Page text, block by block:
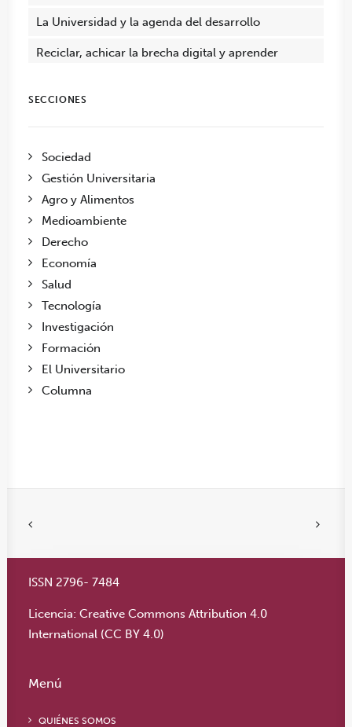
La Universidad y la agenda del desarrollo
Reciclar, achicar la brecha digital y aprender
SECCIONES
Sociedad
Gestión Universitaria
Agro y Alimentos
Medioambiente
Derecho
Economía
Salud
Tecnología
Investigación
Formación
El Universitario
Columna
ISSN 2796- 7484
Licencia: Creative Commons Attribution 4.0
International (CC BY 4.0)
Menú
QUIÉNES SOMOS